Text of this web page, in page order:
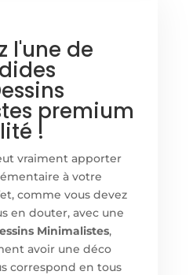
l'une de
premium
!
vraiment apporter
à votre
comme vous devez
en douter, avec une
Minimalistes,
avoir une déco
correspond en tous